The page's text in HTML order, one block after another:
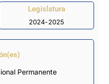
Legislatura
2024-2025
Permanente